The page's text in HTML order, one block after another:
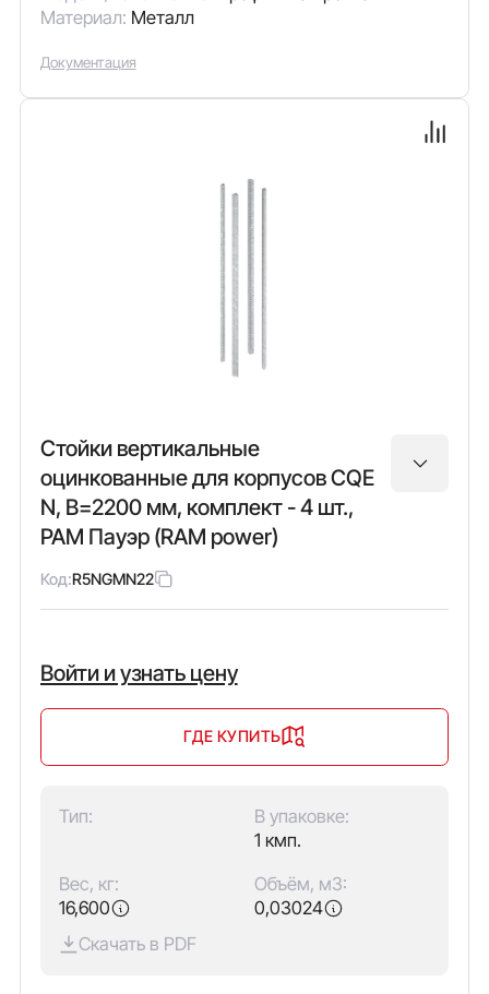
Материал: Металл
Документация
Стойки вертикальные
оцинкованные для корпусов CQE
N, В=2200 мм, комплект - 4 шт.,
РАМ Пауэр (RAM power)
Код:R5NGMN22
Войти и узнать цену
ГДЕ КУПИТЬ
Тип:
В упаковке:
1 кмп.
Вес, кг:
16,600
Объём, м3:
0,03024
Скачать в PDF